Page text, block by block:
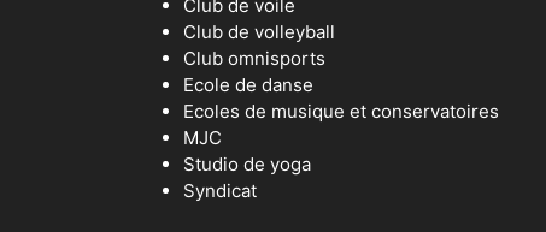
Club de voile
Club de volleyball
Club omnisports
Ecole de danse
Ecoles de musique et conservatoires
MJC
Studio de yoga
Syndicat